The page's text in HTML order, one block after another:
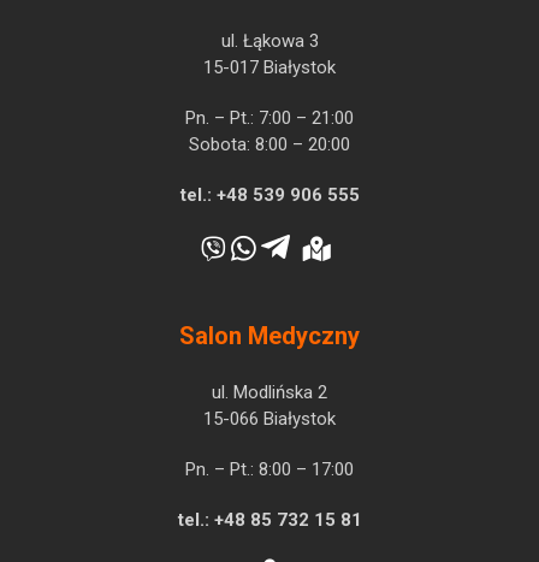
ul. Łąkowa 3
15-017 Białystok
Pn. – Pt.: 7:00 – 21:00
Sobota: 8:00 – 20:00
tel.: +48 539 906 555
Salon Medyczny
ul. Modlińska 2
15-066 Białystok
Pn. – Pt.: 8:00 – 17:00
tel.: +48 85 732 15 81